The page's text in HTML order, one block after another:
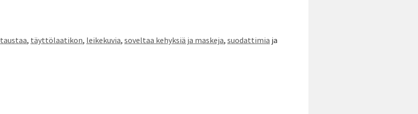
taustaa, täyttölaatikon, leikekuvia, soveltaa kehyksiä ja maskeja, suodattimia ja